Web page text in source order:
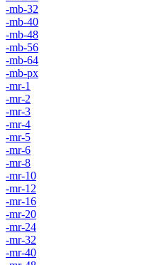
-mb-32
-mb-40
-mb-48
-mb-56
-mb-64
-mb-px
-mr-1
-mr-2
-mr-3
-mr-4
-mr-5
-mr-6
-mr-8
-mr-10
-mr-12
-mr-16
-mr-20
-mr-24
-mr-32
-mr-40